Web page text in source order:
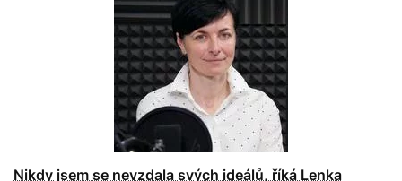
Nikdy jsem se nevzdala svých ideálů, říká Lenka